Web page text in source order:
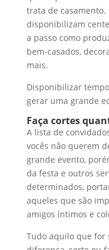
trata de casamento.
disponibilizam
a passo como
bem-casados,
mais.
Disponibilizar
gerar uma grande
Faça cortes
A lista de
vocês não querem
grande evento,
da festa e outros
determinados,
aqueles que são
amigos íntimos e
Tudo aquilo que for